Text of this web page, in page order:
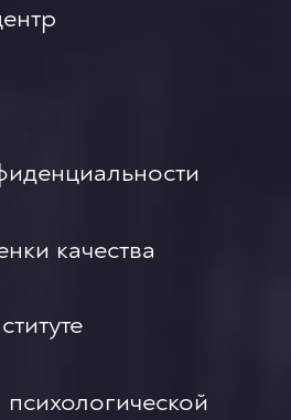
качества